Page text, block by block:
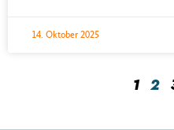
14. Oktober 2025
1 2